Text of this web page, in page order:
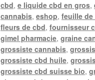
cbd,e liquide cbd en gros,
cannabis,eshop,feuille de
fleurs de cbd,fournisseur
gimel pharmacie,graine
grossiste cannabis,
grossiste cbd huile,
grossiste cbd suisse bio,